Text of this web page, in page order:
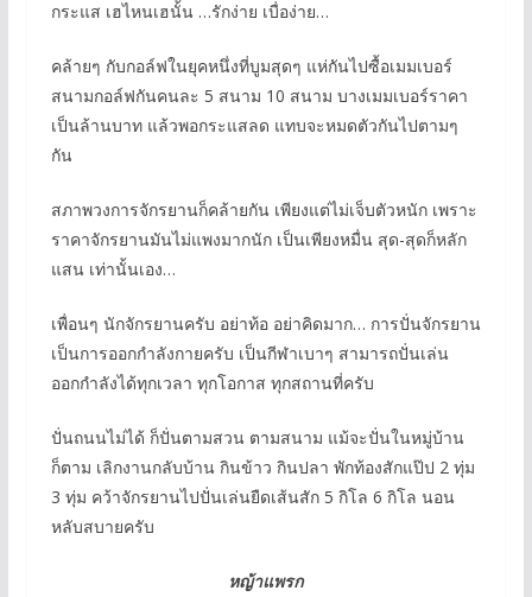
กระแส เฮไหนเฮนั้น …รักง่าย เบื่อง่าย…
คล้ายๆ กับกอล์ฟในยุคหนึ่งที่บูมสุดๆ แห่กันไปซื้อเมมเบอร์
สนามกอล์ฟกันคนละ 5 สนาม 10 สนาม บางเมมเบอร์ราคา
เป็นล้านบาท แล้วพอกระแสลด แทบจะหมดตัวกันไปตามๆ
กัน
สภาพวงการจักรยานก็คล้ายกัน เพียงแต่ไม่เจ็บตัวหนัก เพราะ
ราคาจักรยานมันไม่แพงมากนัก เป็นเพียงหมื่น สุด-สุดก็หลัก
แสน เท่านั้นเอง…
เพื่อนๆ นักจักรยานครับ อย่าท้อ อย่าคิดมาก… การปั่นจักรยาน
เป็นการออกกำลังกายครับ เป็นกีฬาเบาๆ สามารถปั่นเล่น
ออกกำลังได้ทุกเวลา ทุกโอกาส ทุกสถานที่ครับ
ปั่นถนนไม่ได้ ก็ปั่นตามสวน ตามสนาม แม้จะปั่นในหมู่บ้าน
ก็ตาม เลิกงานกลับบ้าน กินข้าว กินปลา พักท้องสักแป๊ป 2 ทุ่ม
3 ทุ่ม คว้าจักรยานไปปั่นเล่นยืดเส้นสัก 5 กิโล 6 กิโล นอน
หลับสบายครับ
หญ้าแพรก